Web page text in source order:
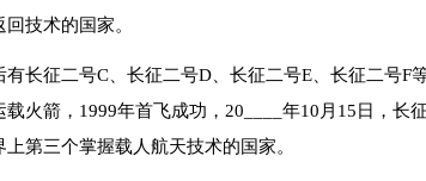
技术的国家。
有长征二号C、长征二号D、长征二号E、长征二号F
火箭，1999年首飞成功，20____年10月15日，长
第三个掌握载人航天技术的国家。